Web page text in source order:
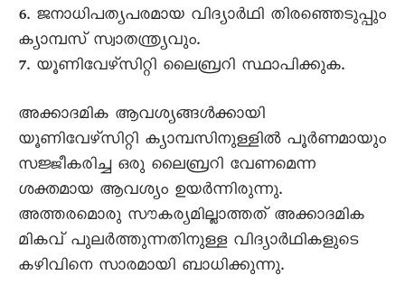
6. ജനാധിപത്യപരമായ വിദ്യാർഥി തിരഞ്ഞെടുപ്പും
ക്യാമ്പസ്‌ സ്വാതന്ത്ര്യവും.
7. യൂണിവേഴ്‌സിറ്റി ലൈബ്രറി സ്ഥാപിക്കുക.
അക്കാദമിക ആവശ്യങ്ങൾക്കായി
യൂണിവേഴ്‌സിറ്റി ക്യാമ്പസിനുള്ളിൽ പൂർണമായും
സജ്ജീകരിച്ച ഒരു ലൈബ്രറി വേണമെന്ന
ശക്തമായ ആവശ്യം ഉയർന്നിരുന്നു.
അത്തരമൊരു സൗകര്യമില്ലാത്തത്‌ അക്കാദമിക
മികവ്‌ പുലർത്തുന്നതിനുള്ള വിദ്യാർഥികളുടെ
കഴിവിനെ സാരമായി ബാധിക്കുന്നു.